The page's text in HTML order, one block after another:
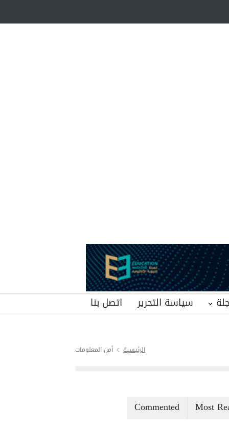
وأبناء
سياسة التحرير اتصل بنا
الرئيسية أمن المعلومات
Most
Commented